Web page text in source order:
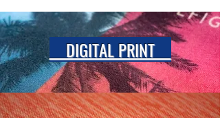
DIGITAL PRINT